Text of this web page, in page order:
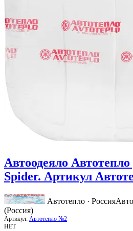
Автоодеяло
Spider. Артикул
Автотепло · Россия
(Россия)
Артикул: Автотепло №2
НЕТ